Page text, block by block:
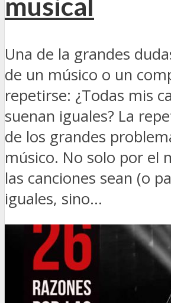
Una de la grandes
de un músico o un
repetirse: ¿Todas mis
suenan iguales? La
de los grandes
músico. No solo por el
las canciones sean (o
iguales, sino...